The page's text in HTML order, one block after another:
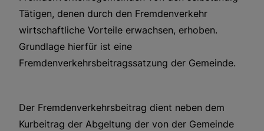
Tätigen, denen durch den Fremdenverkehr
wirtschaftliche Vorteile erwachsen, erhoben.
Grundlage hierfür ist eine
Fremdenverkehrsbeitragssatzung der Gemeinde.
Der Fremdenverkehrsbeitrag dient neben dem
Kurbeitrag der Abgeltung der von der Gemeinde